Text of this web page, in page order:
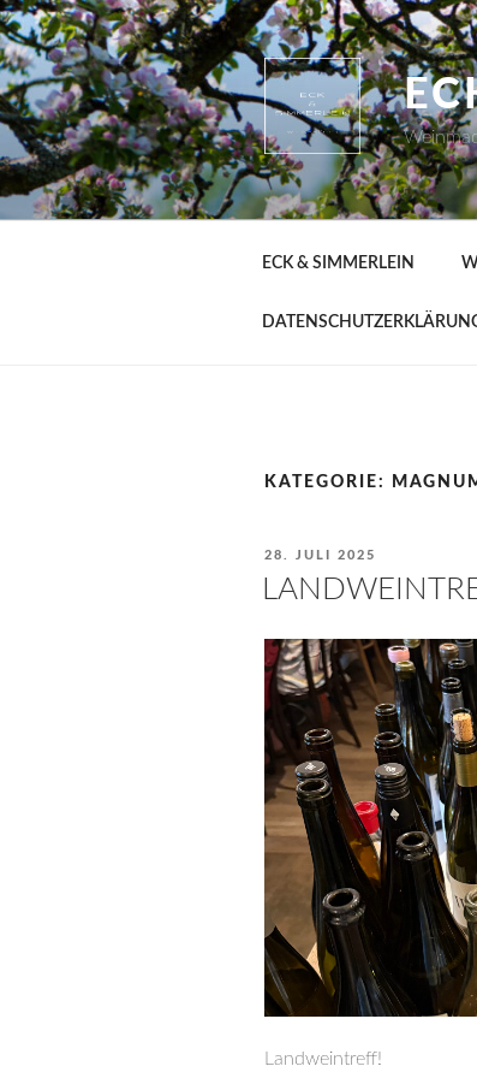
Zum
Inhalt
springen
ECK & SIMMERLEIN
KATEGORIE:
VERÖFFENTLICHT
28. JULI 2025
Landweintreff!